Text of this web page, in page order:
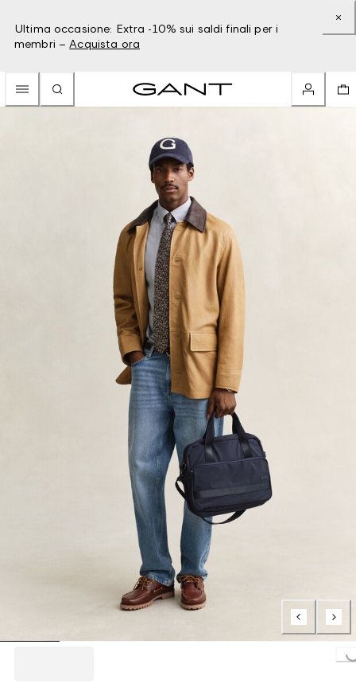
Ultima occasione: Extra -10% sui saldi finali per i
membri – Acquista ora
Loading...